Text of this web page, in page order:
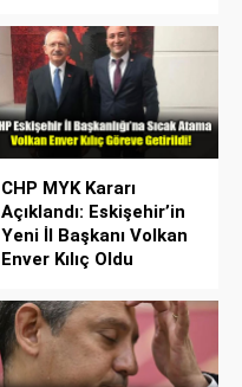
CHP MYK Kararı
Açıklandı: Eskişehir’in
Yeni İl Başkanı Volkan
Enver Kılıç Oldu